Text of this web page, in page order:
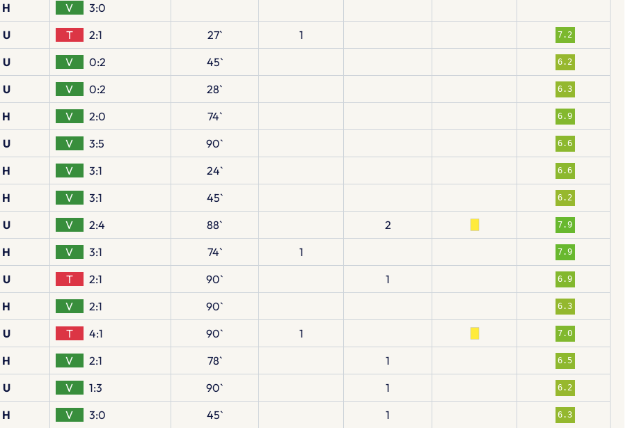
H V
3:0
U T 2:1 27` 1 7.2
U V 0:2 45` 6.2
U V 0:2 28` 6.3
H V 2:0 74` 6.9
U V 3:5 90` 6.6
H V 3:1 24` 6.6
H V 3:1 45` 6.2
U V 2:4 88` 2 7.9
H V 3:1 74` 1 7.9
U T 2:1 90` 1 6.9
H V 2:1 90` 6.3
U T 4:1 90` 1 7.0
H V 2:1 78` 1 6.5
U V 1:3 90` 1 6.2
H V 3:0 45` 1 6.3